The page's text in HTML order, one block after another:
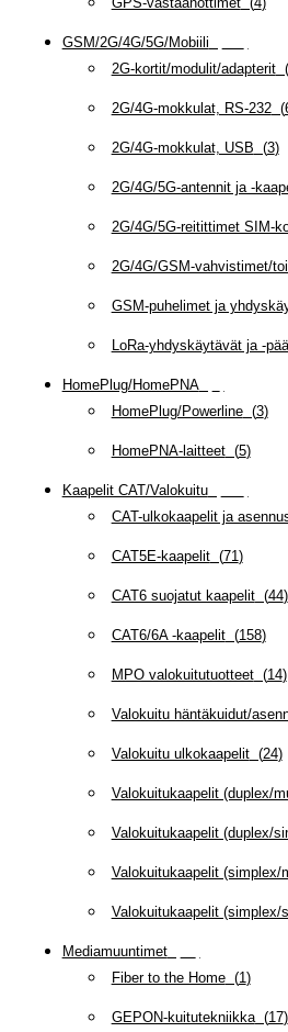
GSM/2G/4G/5G/Mobiili
2G-kortit/modulit/adapterit(
2G/4G-mokkulat, RS-232(
2G/4G-mokkulat, USB (3)
2G/4G/5G-antennit ja -
2G/4G/5G-reitittimet SIM-
2G/4G/GSM-vahvistimet/
GSM-puhelimet ja
LoRa-yhdyskäytävät ja -
HomePlug/HomePNA(
HomePlug/Powerline(3)
HomePNA-laitteet(5)
Kaapelit CAT/Valokuitu(
CAT-ulkokaapelit ja
CAT5E-kaapelit(71)
CAT6 suojatut kaapelit(44)
CAT6/6A -kaapelit(158)
MPO valokuitutuotteet(14)
Valokuitu häntäkuidut/
Valokuitu ulkokaapelit(24)
Valokuitukaapelit (duplex/
Valokuitukaapelit (duplex/
Valokuitukaapelit (simplex/
Valokuitukaapelit (simplex/
Mediamuuntimet(
Fiber to the Home(1)
GEPON-kuitutekniikka(17)